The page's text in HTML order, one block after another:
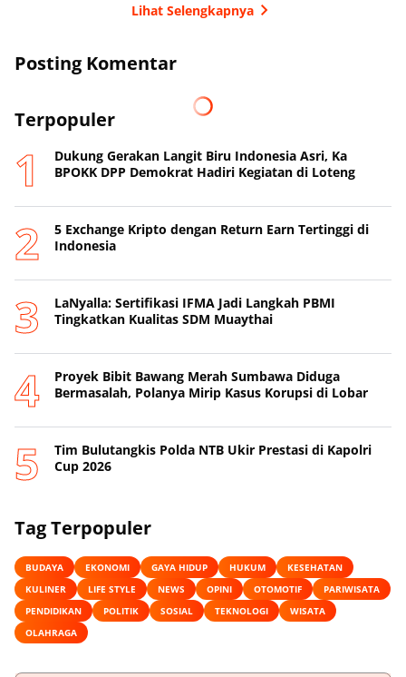
Lihat Selengkapnya
Posting Komentar
Terpopuler
Dukung Gerakan Langit Biru Indonesia Asri, Ka
BPOKK DPP Demokrat Hadiri Kegiatan di Loteng
5 Exchange Kripto dengan Return Earn Tertinggi di
Indonesia
LaNyalla: Sertifikasi IFMA Jadi Langkah PBMI
Tingkatkan Kualitas SDM Muaythai
Proyek Bibit Bawang Merah Sumbawa Diduga
Bermasalah, Polanya Mirip Kasus Korupsi di Lobar
Tim Bulutangkis Polda NTB Ukir Prestasi di Kapolri
Cup 2026
Tag Terpopuler
BUDAYA EKONOMI GAYA HIDUP HUKUM
KESEHATAN
KULINER
LIFE STYLE NEWS OPINI OTOMOTIF
PARIWISATA
PENDIDIKAN
POLITIK SOSIAL TEKNOLOGI
WISATA
OLAHRAGA